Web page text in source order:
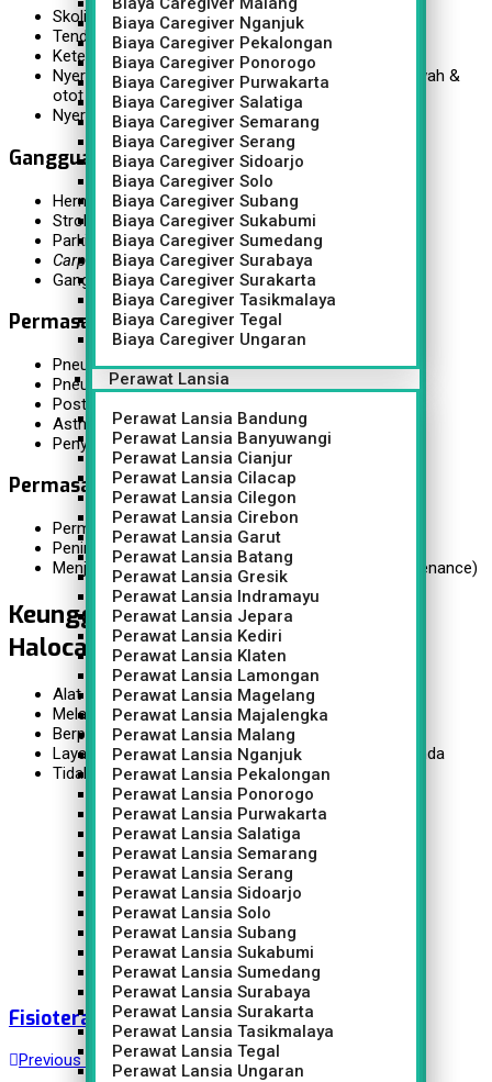
Biaya Caregiver Nganjuk
Biaya Caregiver Pekalongan
Biaya Caregiver Ponorogo
Biaya Caregiver Purwakarta
Biaya Caregiver Salatiga
Biaya Caregiver Semarang
Biaya Caregiver Serang
Biaya Caregiver Sidoarjo
Biaya Caregiver Solo
Biaya Caregiver Subang
Biaya Caregiver Sukabumi
Biaya Caregiver Sumedang
Biaya Caregiver Surabaya
Biaya Caregiver Surakarta
Biaya Caregiver Tasikmalaya
Biaya Caregiver Tegal
Biaya Caregiver Ungaran
Perawat Lansia
Perawat Lansia Bandung
Perawat Lansia Banyuwangi
Perawat Lansia Cianjur
Perawat Lansia Cilacap
Perawat Lansia Cilegon
Perawat Lansia Cirebon
Perawat Lansia Garut
Perawat Lansia Batang
Perawat Lansia Gresik
Perawat Lansia Indramayu
Perawat Lansia Jepara
Perawat Lansia Kediri
Perawat Lansia Klaten
Perawat Lansia Lamongan
Perawat Lansia Magelang
Perawat Lansia Majalengka
Perawat Lansia Malang
Perawat Lansia Nganjuk
Perawat Lansia Pekalongan
Perawat Lansia Ponorogo
Perawat Lansia Purwakarta
Perawat Lansia Salatiga
Perawat Lansia Semarang
Perawat Lansia Serang
Perawat Lansia Sidoarjo
Perawat Lansia Solo
Perawat Lansia Subang
Perawat Lansia Sukabumi
Perawat Lansia Sumedang
Perawat Lansia Surabaya
Perawat Lansia Surakarta
Perawat Lansia Tasikmalaya
Perawat Lansia Tegal
Perawat Lansia Ungaran
Skoliosis
Tendonitis
Ketegangan otot / mucle tightness
Nyeri Lutut, leher, bahu, punggung dan pinggang bawah &
otot terkilir / muscle strain
Nyeri ankle dan kaki / keseleo
Gangguan Saraf dan Otot
Herniated Nucleus Pulposus (HNP) / Saraf kejepit
Stroke
Parkinson
Carpal tunnel syndrom
Gangguan saraf / neuromuscular lainnya
Permasalahan Permasalahan Respirasi
Pneumothoraks
Pneumonia
Post Covid-19
Asthma
Penyakit Paru Obstruktif Kronis
Permasalahan lainnya:
Permasalahan fisik pada anak dan lansia
Peningkatan performa pasca cedera olahraga
Menjaga tubuh dari menurunnya kondisi fisik (Maintenance)
Keunggulan Layanan Fisioterapi
Halocare
Alat fisioterapi kami lengkap dan sudah SNI
Melayani pasian untuk seluruh usia
Berpengalaman & Bersertifikasi
Layanan fisioterapi kami bisa di lakukan di rumah Anda
Tidak perlu repot mengantri
Promo Layanan Fisioterapi Terbatas
Fisioterapi Panggilan ke Rumah Anda
Free Konsultasi
Fisioterapi Batutulis Promo Agustus 2026
Previous post